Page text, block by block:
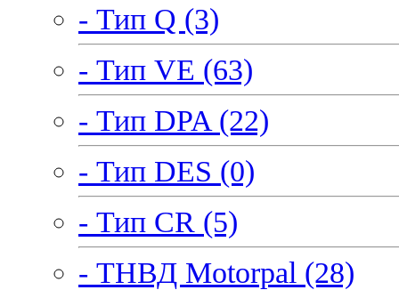
- Тип Q (3)
- Тип VE (63)
- Тип DPA (22)
- Тип DES (0)
- Тип CR (5)
- ТНВД Motorpal (28)